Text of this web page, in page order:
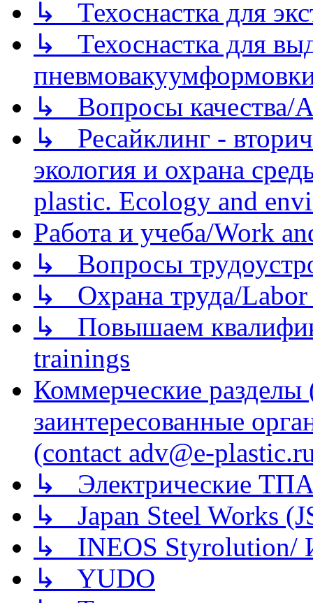
↳ Техоснастка для
↳ Техоснастка для
↳ Вопросы качества/
↳ Ресайклинг -
экология и охрана
plastic. Ecology and
Работа и учеба/Work
↳ Вопросы
↳ Охрана труда/Labor
↳ Повышаем
trainings
Коммерческие
заинтересованные
(contact adv@e-
↳ Электрические
↳ Japan Steel Works
↳ INEOS
↳ YUDO